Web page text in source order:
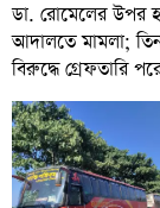
ডা. রোমেলের উপর
আদালতে মামলা;
বিরুদ্ধে গ্রেফতারি